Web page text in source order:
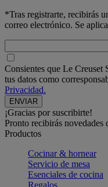
*Tras registrarte, recibirás
correo electrónico. Se
Consientes que Le
tus datos como
Privacidad.
¡Gracias por suscribirte!
Pronto recibirás novedades
Productos
Cocinar & hornear
Servicio de mesa
Esenciales de cocina
Regalos